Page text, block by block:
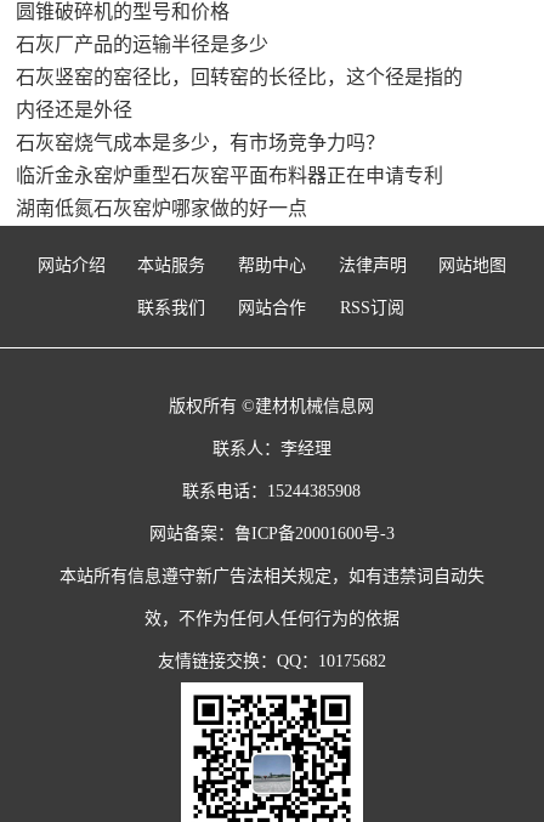
圆锥破碎机的型号和价格
石灰厂产品的运输半径是多少
石灰竖窑的窑径比，回转窑的长径比，这个径是指的
内径还是外径
石灰窑烧气成本是多少，有市场竞争力吗？
临沂金永窑炉重型石灰窑平面布料器正在申请专利
湖南低氮石灰窑炉哪家做的好一点
网站介绍 本站服务 帮助中心 法律声明 网站地图
联系我们 网站合作 RSS订阅
版权所有 ©建材机械信息网
联系人：李经理
联系电话：15244385908
网站备案： 鲁ICP备20001600号-3
本站所有信息遵守新广告法相关规定，如有违禁词自动失
效，不作为任何人任何行为的依据
友情链接交换：QQ：10175682